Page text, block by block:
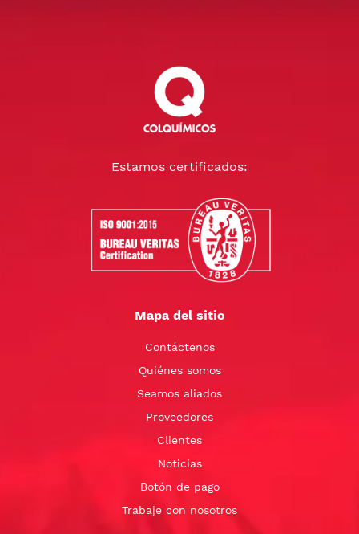
Estamos certificados:
Mapa del sitio
Contáctenos
Quiénes somos
Seamos aliados
Proveedores
Clientes
Noticias
Botón de pago
Trabaje con nosotros